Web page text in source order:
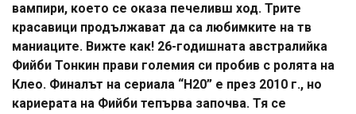
вампири, което се оказа печеливш ход. Трите
красавици продължават да са любимките на тв
маниаците. Вижте как! 26-годишната австралийка
Фийби Тонкин прави големия си пробив с ролята на
Клео. Финалът на сериала “H20” е през 2010 г., но
кариерата на Фийби тепърва започва. Тя се